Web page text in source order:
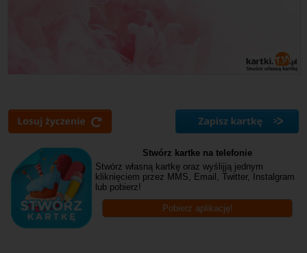
Stwórz kartke na telefonie
Stwórz własną kartkę oraz wyślijją jednym
kliknięciem przez MMS, Email, Twitter, Instalgram
lub pobierz!
Pobierz aplikację!